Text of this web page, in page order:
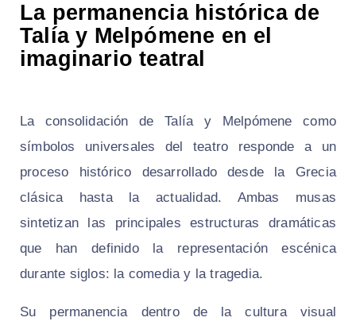
La permanencia histórica de
Talía y Melpómene en el
imaginario teatral
La consolidación de Talía y Melpómene como
símbolos universales del teatro responde a un
proceso histórico desarrollado desde la Grecia
clásica hasta la actualidad. Ambas musas
sintetizan las principales estructuras dramáticas
que han definido la representación escénica
durante siglos: la comedia y la tragedia.
Su permanencia dentro de la cultura visual